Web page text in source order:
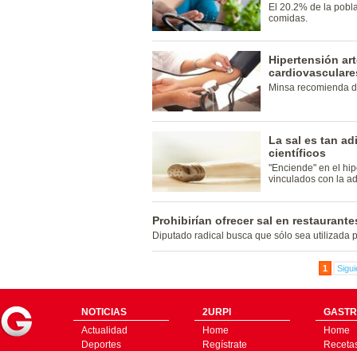
El 20.2% de la
comidas.
Hipertensión
Minsa recomienda
La sal es tan
científicos
"Enciende" en el
vinculados con la
Prohibirían ofrecer sal en
Diputado radical busca que sólo sea utilizada
1
NOTICIAS
Actualidad
Deportes
2URPI
Home
Regístrate
Home